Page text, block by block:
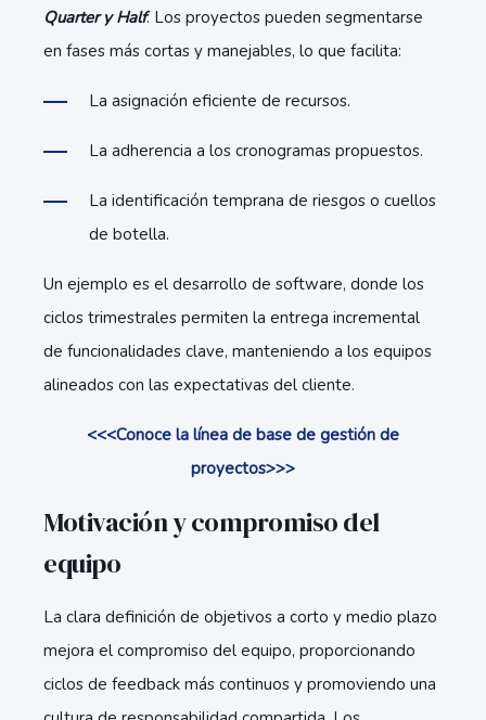
Quarter y Half. Los proyectos pueden segmentarse
en fases más cortas y manejables, lo que facilita:
La asignación eficiente de recursos.
La adherencia a los cronogramas propuestos.
La identificación temprana de riesgos o cuellos
de botella.
Un ejemplo es el desarrollo de software, donde los
ciclos trimestrales permiten la entrega incremental
de funcionalidades clave, manteniendo a los equipos
alineados con las expectativas del cliente.
<<<Conoce la línea de base de gestión de
proyectos>>>
Motivación y compromiso del
equipo
La clara definición de objetivos a corto y medio plazo
mejora el compromiso del equipo, proporcionando
ciclos de feedback más continuos y promoviendo una